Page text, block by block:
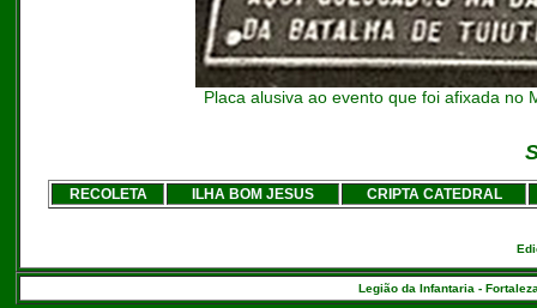
Placa alusiva ao evento que foi afixada no
RECOLETA ILHA BOM JESUS CRIPTA CATEDRAL
Legião da Infantaria -